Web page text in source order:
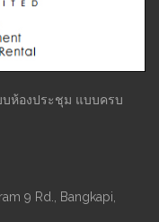
บห้องประชุม แบบครบ
9 Rd., Bangkapi,